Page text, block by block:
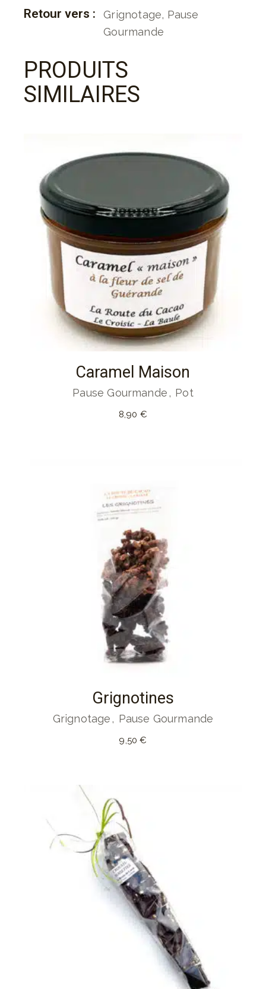
Retour vers : Grignotage, Pause
Gourmande
PRODUITS
SIMILAIRES
Caramel Maison
Pause Gourmande Pot
8,90 €
Grignotines
Grignotage Pause Gourmande
9,50€